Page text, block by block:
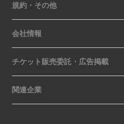
規約・その他
会社情報
チケット販売委託・広告掲載
関連企業